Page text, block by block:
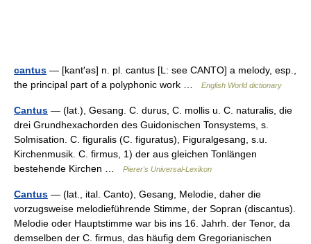
cantus — [kant′əs] n. pl. cantus [L: see CANTO] a melody, esp.,
the principal part of a polyphonic work …
English World dictionary
Cantus — (lat.), Gesang. C. durus, C. mollis u. C. naturalis, die
drei Grundhexachorden des Guidonischen Tonsystems, s.
Solmisation. C. figuralis (C. figuratus), Figuralgesang, s.u.
Kirchenmusik. C. firmus, 1) der aus gleichen Tonlängen
bestehende Kirchen …
Pierer's Universal-Lexikon
Cantus — (lat., ital. Canto), Gesang, Melodie, daher die
vorzugsweise melodieführende Stimme, der Sopran (discantus).
Melodie oder Hauptstimme war bis ins 16. Jahrh. der Tenor, da
demselben der C. firmus, das häufig dem Gregorianischen